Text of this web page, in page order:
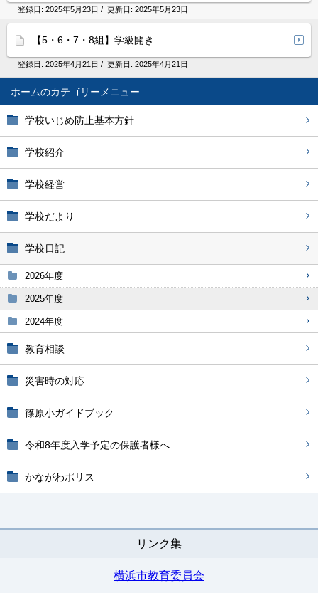
ホーム
学校いじめ防止基本方針
学校紹介
学校経営
学校だより
学校日記
2026年度
2025年度
2024年度
教育相談
災害時の対応
篠原小ガイドブック
令和8年度入学予定の保護者様へ
かながわポリス
リンク集
横浜市教育委員会
登録日: 2025年5月23日 / 更新日: 2025年5月23日
【5・6・7・8組】学級開き
登録日: 2025年4月21日 / 更新日: 2025年4月21日